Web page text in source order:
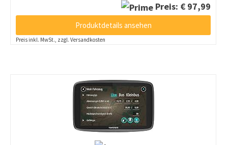
Preis: € 97,99
Produktdetails ansehen
Preis inkl. MwSt., zzgl. Versandkosten